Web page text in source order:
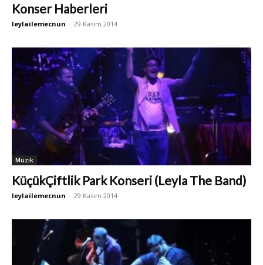
Konser Haberleri
leylailemecnun - 29 Kasım 2014
Müzik
KüçükÇiftlik Park Konseri (Leyla The Band)
leylailemecnun - 29 Kasım 2014